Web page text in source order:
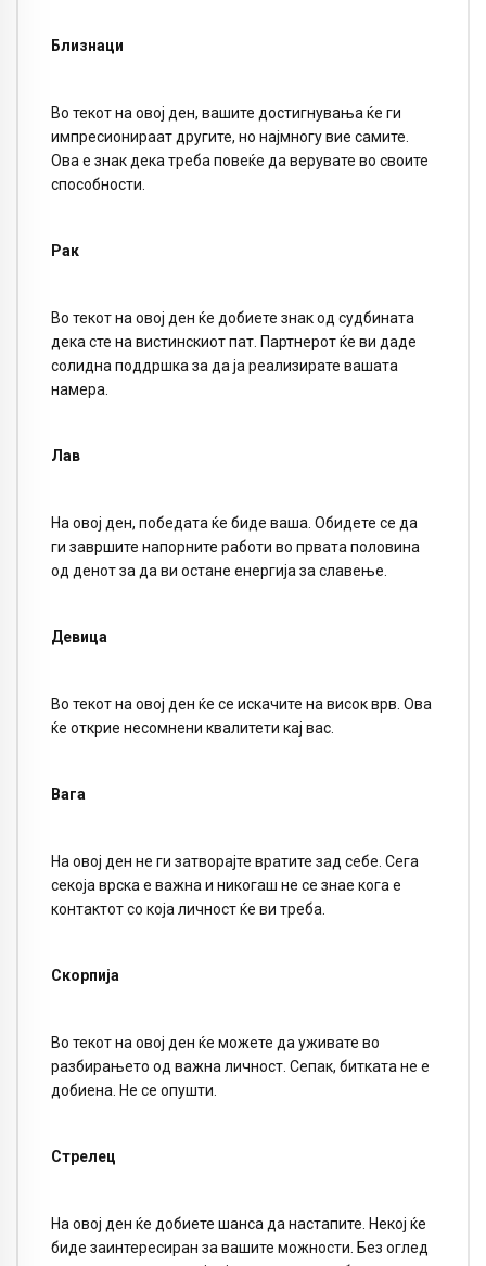
Близнаци
Во текот на овој ден, вашите достигнувања ќе ги
импресионираат другите, но најмногу вие самите.
Ова е знак дека треба повеќе да верувате во своите
способности.
Рак
Во текот на овој ден ќе добиете знак од судбината
дека сте на вистинскиот пат. Партнерот ќе ви даде
солидна поддршка за да ја реализирате вашата
намера.
Лав
На овој ден, победата ќе биде ваша. Обидете се да
ги завршите напорните работи во првата половина
од денот за да ви остане енергија за славење.
Девица
Во текот на овој ден ќе се искачите на висок врв. Ова
ќе открие несомнени квалитети кај вас.
Вага
На овој ден не ги затворајте вратите зад себе. Сега
секоја врска е важна и никогаш не се знае кога е
контактот со која личност ќе ви треба.
Скорпија
Во текот на овој ден ќе можете да уживате во
разбирањето од важна личност. Сепак, битката не е
добиена. Не се опушти.
Стрелец
На овој ден ќе добиете шанса да настапите. Некој ќе
биде заинтересиран за вашите можности. Без оглед